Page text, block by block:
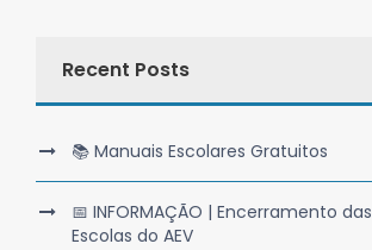
Recent Posts
📚 Manuais Escolares Gratuitos
📅 INFORMAÇÃO | Encerramento das
Escolas do AEV